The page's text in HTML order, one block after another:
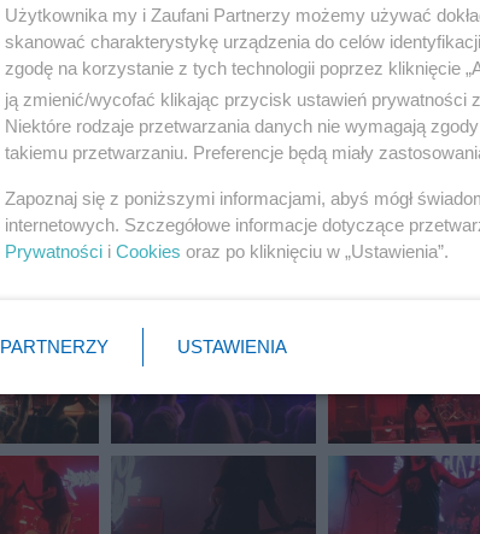
Użytkownika my i Zaufani Partnerzy możemy używać
skanować charakterystykę urządzenia do celów
zgodę na korzystanie z tych technologii poprzez kliknięcie
ją zmienić/wycofać klikając przycisk ustawień
Niektóre rodzaje przetwarzania danych nie wymagają
takiemu przetwarzaniu. Preferencje będą miały
Zapoznaj się z poniższymi informacjami, abyś mógł
internetowych. Szczegółowe informacje dotyczące
Prywatności i Cookies oraz po kliknięciu w „Ustawienia”.
PARTNERZY USTAWIENIA